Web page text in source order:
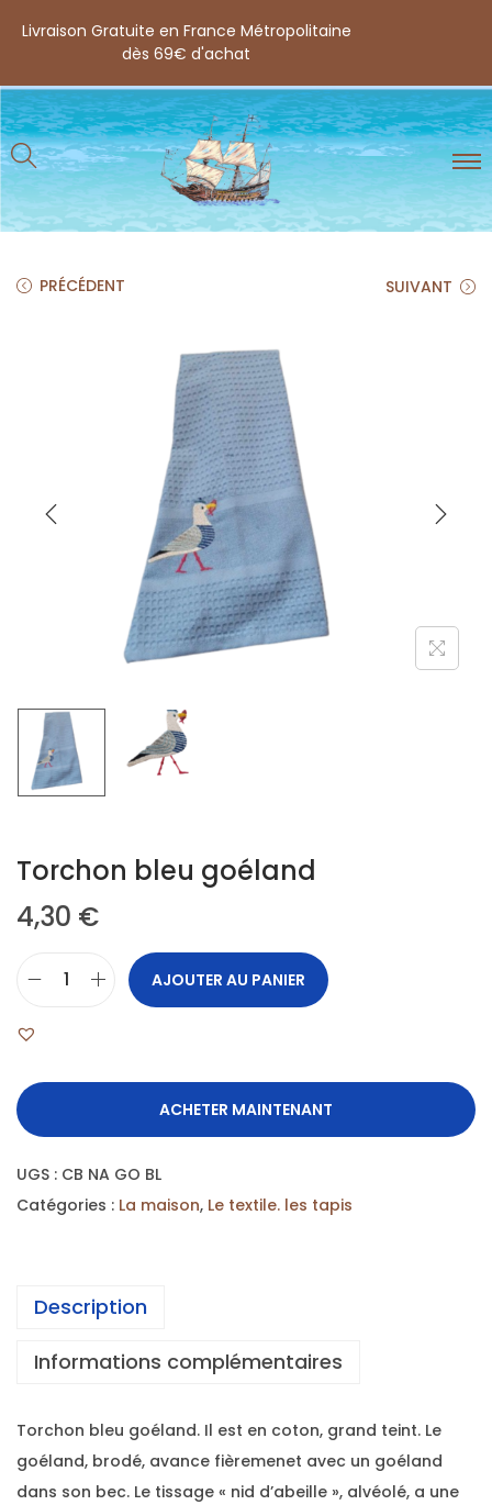
Livraison Gratuite en France Métropolitaine
dès 69€ d'achat
PRÉCÉDENT SUIVANT
Torchon bleu goéland
4,30 €
AJOUTER AU PANIER
ACHETER MAINTENANT
UGS : CB NA GO BL
Catégories : La maison, Le textile. les tapis
Description
Informations complémentaires
Torchon bleu goéland. Il est en coton, grand teint. Le
goéland, brodé, avance fièremenet avec un goéland
dans son bec. Le tissage « nid d’abeille », alvéolé, a une